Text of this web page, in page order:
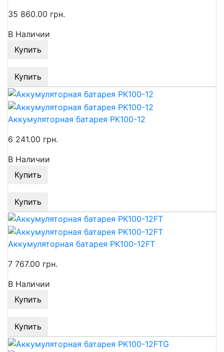
35 860.00 грн.
В Наличии
Купить
Купить
Аккумуляторная батарея PK100-12
6 241.00 грн.
В Наличии
Купить
Купить
Аккумуляторная батарея PK100-12FT
7 767.00 грн.
В Наличии
Купить
Купить